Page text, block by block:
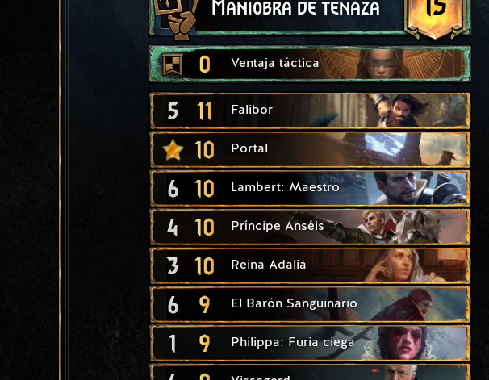
Maniobra de tenaza
0 Ventaja táctica
5 11 Falibor
10 Portal
6 10 Lambert: Maestro
4 10 Príncipe Anséis
3 10 Reina Adalia
6 9 El Barón Sanguinario
1 9 Philippa: Furia ciega